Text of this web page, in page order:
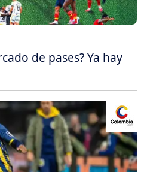
de pases? Ya hay